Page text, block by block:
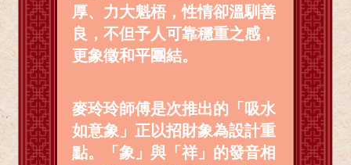
厚、力大魁梧，性情卻溫馴善
良，不但予人可靠穩重之感，
更象徵和平團結。
麥玲玲師傅是次推出的「吸水
如意象」正以招財象為設計重
點。「象」與「祥」的發音相